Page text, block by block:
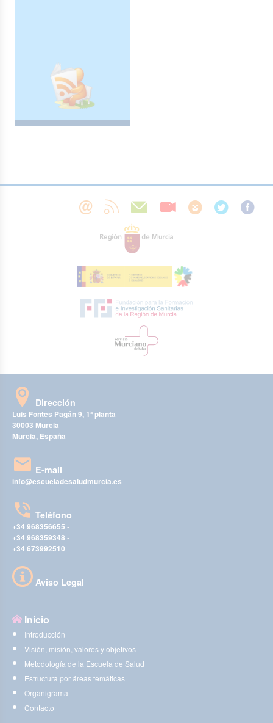
Dirección
Luis Fontes Pagán 9, 1ª planta
30003 Murcia
Murcia, España
E-mail
info@escueladesaludmurcia.es
Teléfono
+34 968356655 -
+34 968359348 -
+34 673992510
Aviso Legal
Inicio
Introducción
Visión, misión, valores y objetivos
Metodología de la Escuela de Salud
Estructura por áreas temáticas
Organigrama
Contacto